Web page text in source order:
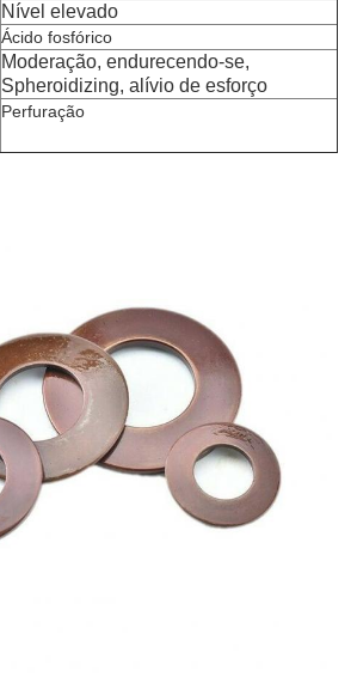
Nível elevado
Ácido fosfórico
Moderação, endurecendo-se,
Spheroidizing, alívio de esforço
Perfuração